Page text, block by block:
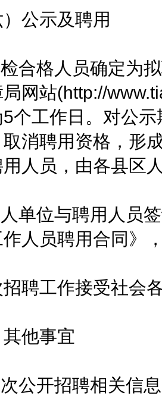
示及聘用
格人员确定为拟
网站(http://
个工作日。对公
消聘用资格，形
人员，由各县区
位与聘用人员签
人员聘用合同》
工作接受社会
他事宜
开招聘相关信息